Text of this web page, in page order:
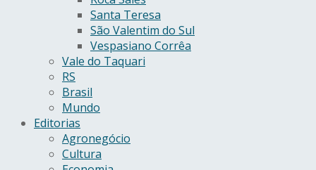
Santa Teresa
São Valentim do Sul
Vespasiano Corrêa
Vale do Taquari
RS
Brasil
Mundo
Editorias
Agronegócio
Cultura